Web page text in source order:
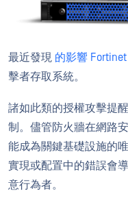
最近發現 的影響
擊者存取系統。
諸如此類的授權攻擊提
制。儘管防火牆在網路
能成為關鍵基礎設施的
實現或配置中的錯誤會
意行為者。